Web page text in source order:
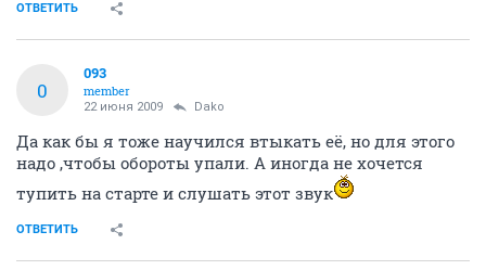
ОТВЕТИТЬ
0
093
member
22 июня 2009 Dako
Да как бы я тоже научился втыкать её, но для этого
надо ,чтобы обороты упали. А иногда не хочется
тупить на старте и слушать этот звук
ОТВЕТИТЬ